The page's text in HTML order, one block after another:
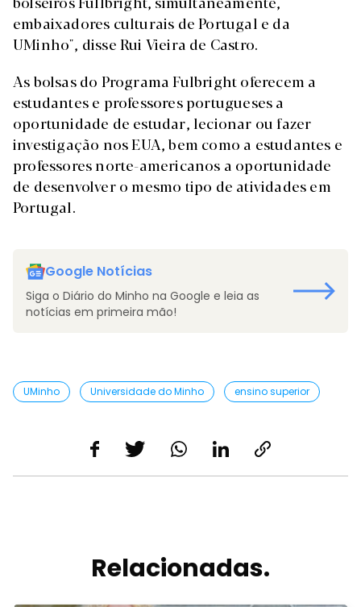
embaixadores culturais de Portugal e da
UMinho", disse Rui Vieira de Castro.
As bolsas do Programa Fulbright oferecem a
estudantes e professores portugueses a
oportunidade de estudar, lecionar ou fazer
investigação nos EUA, bem como a estudantes e
professores norte-americanos a oportunidade
de desenvolver o mesmo tipo de atividades em
Portugal.
Google Notícias
Siga o Diário do Minho na Google e leia as
notícias em primeira mão!
UMinho Universidade do Minho ensino superior
Relacionadas.